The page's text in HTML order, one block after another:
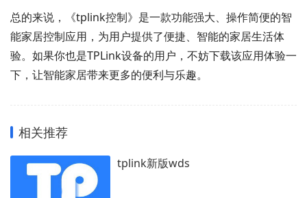
总的来说，《tplink控制》是一款功能强大、操作简便的智
能家居控制应用，为用户提供了便捷、智能的家居生活体
验。如果你也是TPLink设备的用户，不妨下载该应用体验一
下，让智能家居带来更多的便利与乐趣。
相关推荐
tplink新版wds